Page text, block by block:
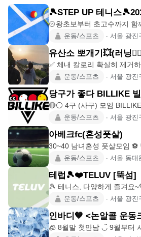
🎾STEP UP 테니스
🥎왕초보부터 초고수까지 함
🎾테니스가 처음이어도
운동/스포츠 ∙ 서울 광진
유산소 뽀개기💥(러닝
✅ 체내 칼로리 확실히 제거하려
주 월요일(건대트랙
운동/스포츠 ∙ 서울 광진
당구가 좋다 BILLIKE
운동/스포츠 ∙ 서울 광진
아베크fc(혼성풋살)
30~40 남녀혼성 풋살모임 ⚽️ 남녀노소 초보 환영! ⚽️
(고수들운동/스포츠 ∙ 서울 동대
테럽🎾❤️TELUV [뚝섬]
🎾 테니스, 다양하게 즐겨요~💚💛 📍정모 주말
시~10시 [2시
운동/스포츠 ∙ 서울 광진
인바디💙 <논알콜 운동
🧊 8월말 첫만남 ◡̈ 9월부터 시작합